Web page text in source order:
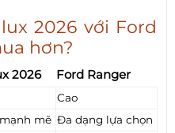
2026 với Ford
hơn?
2026 Ford Ranger
Cao
mẽ Đa dạng lựa chọn